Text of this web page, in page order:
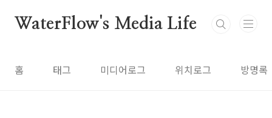
WaterFlow's Media Life
홈 태그 미디어로그 위치로그 방명록